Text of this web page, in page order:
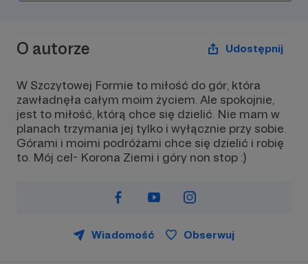
O autorze Udostępnij
W Szczytowej Formie to miłość do gór, która
zawładnęła całym moim życiem. Ale spokojnie,
jest to miłość, którą chce się dzielić. Nie mam w
planach trzymania jej tylko i wyłącznie przy sobie.
Górami i moimi podróżami chce się dzielić i robię
to. Mój cel- Korona Ziemi i góry non stop :)
Wiadomość Obserwuj